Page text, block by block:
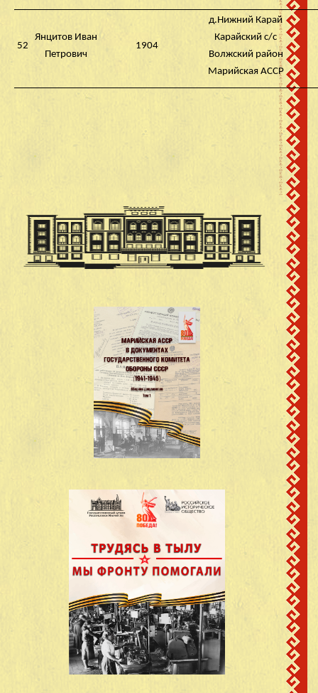
52
Янцитов Иван
Петрович
1904
д.Нижний Карай
Карайский с/с
Волжский район
Марийская АССР